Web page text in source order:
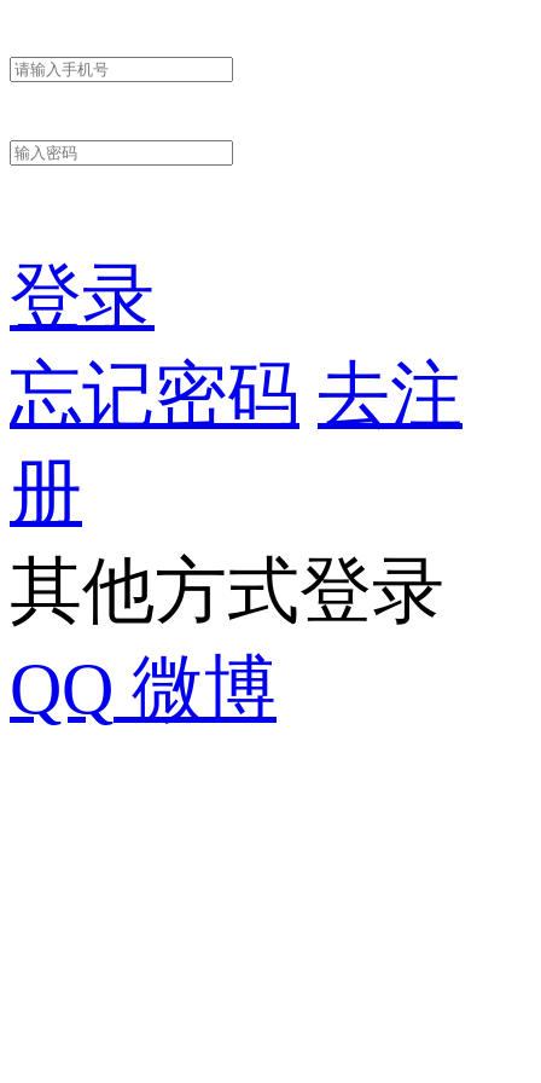
登录
忘记密码 去注
册
其他方式登录
QQ 微博